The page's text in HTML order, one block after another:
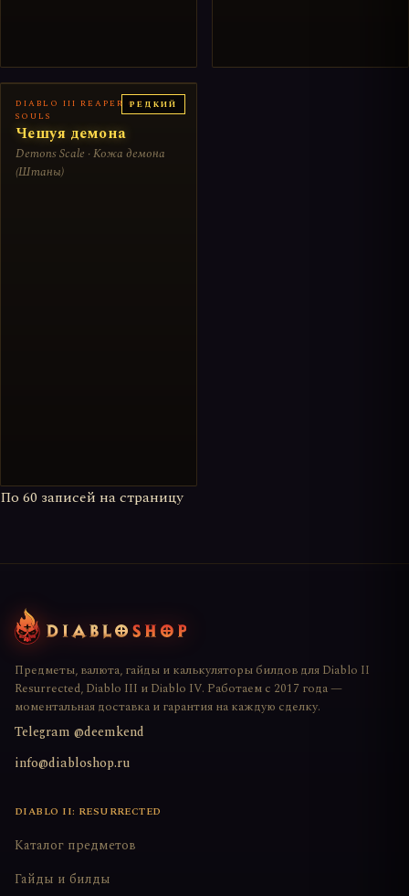
РЕДКИЙ
DIABLO III REAPER OF
SOULS
Чешуя демона
Demons Scale · Кожа демона
(Штаны)
По 60 записей на страницу
Предметы, валюта, гайды и калькуляторы билдов для Diablo II
Resurrected, Diablo III и Diablo IV. Работаем с 2017 года —
моментальная доставка и гарантия на каждую сделку.
Telegram @deemkend
info@diabloshop.ru
DIABLO II: RESURRECTED
Каталог предметов
Гайды и билды